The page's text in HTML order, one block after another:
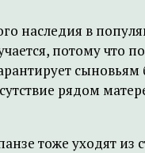
наследия в
потому что
рядом
тоже уходят из